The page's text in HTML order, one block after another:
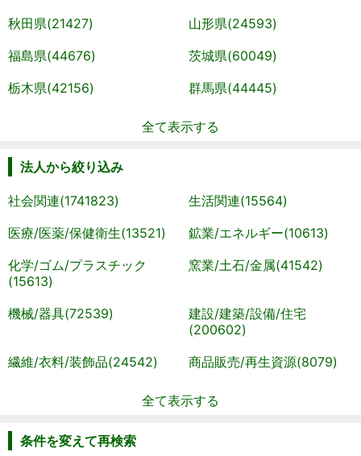
秋田県(21427)
山形県(24593)
福島県(44676)
茨城県(60049)
栃木県(42156)
群馬県(44445)
全て表示する
法人から絞り込み
社会関連(1741823)
生活関連(15564)
医療/医薬/保健衛生(13521)
鉱業/エネルギー(10613)
化学/ゴム/プラスチック
(15613)
窯業/土石/金属(41542)
機械/器具(72539)
建設/建築/設備/住宅
(200602)
繊維/衣料/装飾品(24542)
商品販売/再生資源(8079)
全て表示する
条件を変えて再検索